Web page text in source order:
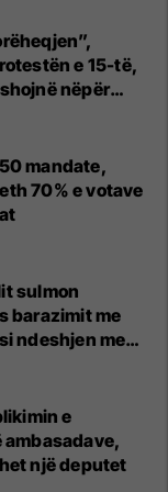
e 15-të,
nëpër
mandate,
70% e votave
sulmon
barazimit me
ndeshjen me
e
një deputet